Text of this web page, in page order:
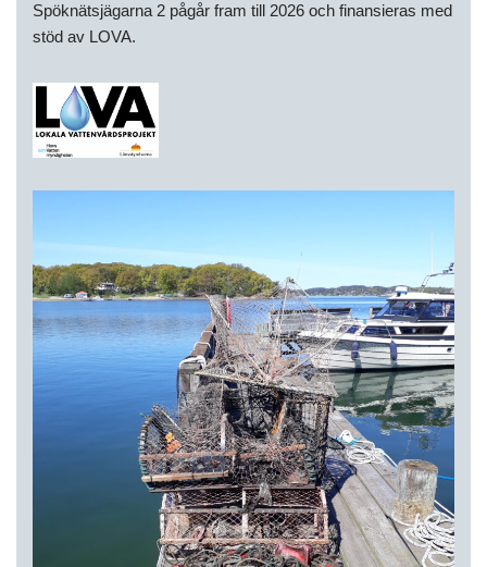
Spöknätsjägarna 2 pågår fram till 2026 och finansieras med
stöd av LOVA.